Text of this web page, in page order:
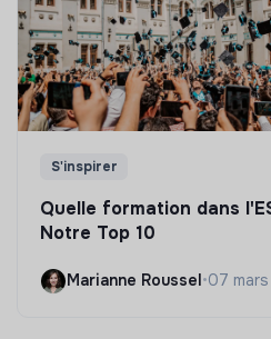
S'inspirer
Quelle formation dans
Notre Top 10
Marianne Roussel •07